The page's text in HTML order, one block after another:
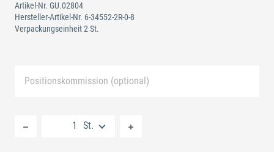
Artikel-Nr. GU.02804
Hersteller-Artikel-Nr. 6-34552-2R-0-8
Verpackungseinheit 2 St.
Positionskommission (optional)
St.